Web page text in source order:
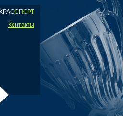
КРАССПОРТ
Контакты